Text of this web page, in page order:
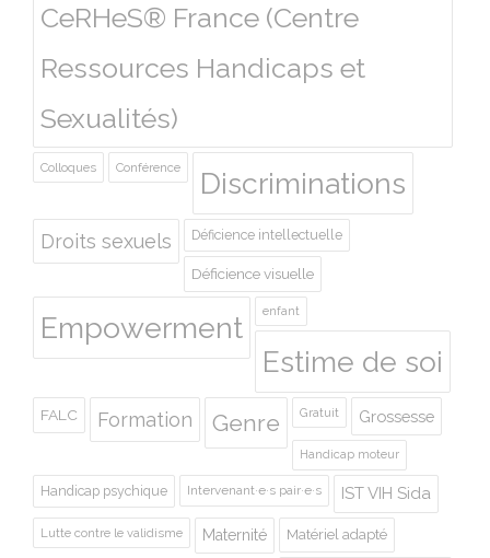
CeRHeS® France (Centre
Ressources Handicaps et
Sexualités)
Colloques Conférence Discriminations
Droits sexuels Déficience intellectuelle
Déficience visuelle
Empowerment enfant
Estime de soi
FALC Formation Genre Gratuit Grossesse
Handicap moteur
Handicap psychique Intervenant·e·s pair·e·s IST VIH Sida
Lutte contre le validisme Maternité Matériel adapté